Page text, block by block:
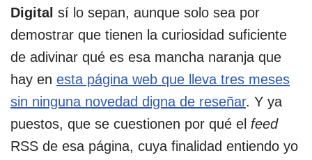
Digital sí lo sepan, aunque solo sea por
demostrar que tienen la curiosidad suficiente
de adivinar qué es esa mancha naranja que
hay en esta página web que lleva tres meses
sin ninguna novedad digna de reseñar. Y ya
puestos, que se cuestionen por qué el feed
RSS de esa página, cuya finalidad entiendo yo